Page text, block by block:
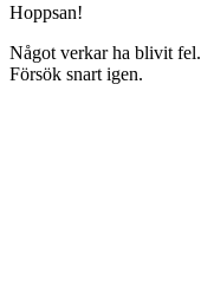
Hoppsan!
Något verkar ha blivit fel.
Försök snart igen.